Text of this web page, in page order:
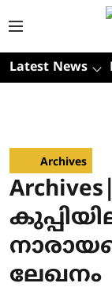
Latest News
Archives
ലേഖനം